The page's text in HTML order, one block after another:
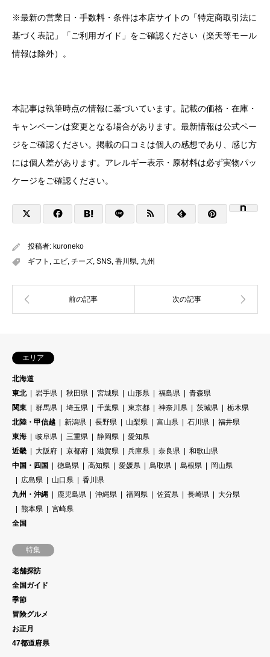
※最新の営業日・手数料・条件は本店サイトの「特定商取引法に
基づく表記」「ご利用ガイド」をご確認ください（楽天等モール
情報は除外）。
本記事は執筆時点の情報に基づいています。記載の価格・在庫・
キャンペーンは変更となる場合があります。最新情報は公式ペー
ジをご確認ください。掲載の口コミは個人の感想であり、感じ方
には個人差があります。アレルギー表示・原材料は必ず実物パッ
ケージをご確認ください。
投稿者: kuroneko
ギフト , エビ, チーズ, SNS, 香川県, 九州
エリア
北海道
東北
岩手県 秋田県 宮城県 山形県 福島県
青森県
関東
群馬県 埼玉県 千葉県 東京都 神奈川県 茨城県
栃木県
北陸・甲信越
新潟県 長野県 山梨県 富山県 石川県
福井県
東海
岐阜県 三重県 静岡県
愛知県
近畿
大阪府 京都府 滋賀県 兵庫県 奈良県
和歌山県
中国・四国
徳島県 高知県 愛媛県 鳥取県 島根県
岡山県
広島県
山口県
香川県
九州・沖縄
鹿児島県 沖縄県 福岡県 佐賀県 長崎県
大分県
熊本県
宮崎県
全国
特集
老舗探訪
全国ガイド
季節
冒険グルメ
お正月
47都道府県